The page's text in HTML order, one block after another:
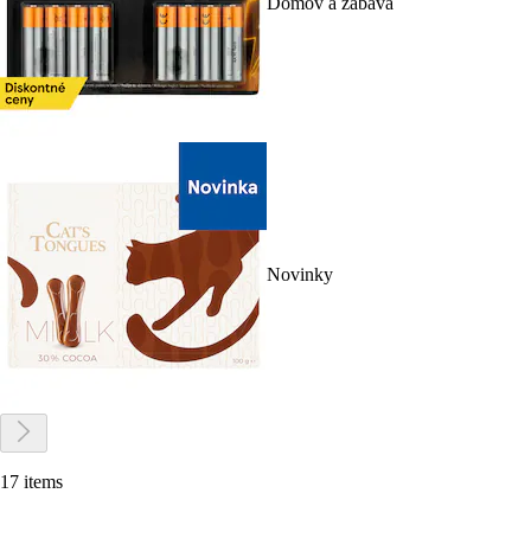
Novinky
17 items